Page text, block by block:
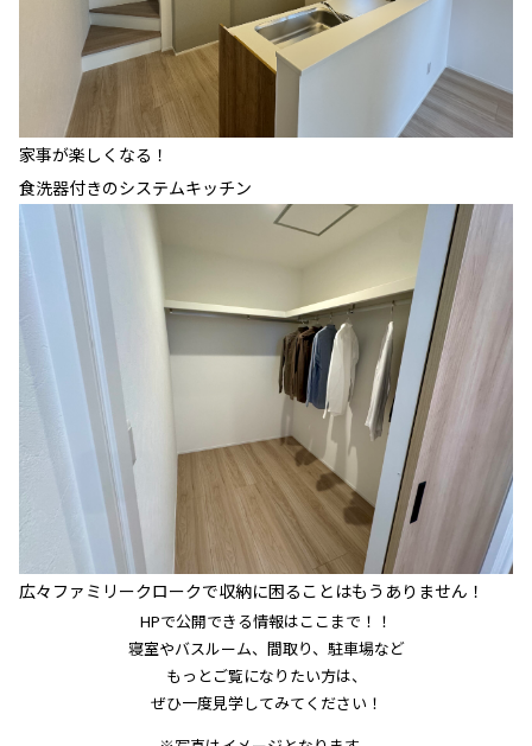
家事が楽しくなる！
食洗器付きのシステムキッチン
広々ファミリークロークで収納に困ることはもうありません！
HPで公開できる情報はここまで！！
寝室やバスルーム、間取り、駐車場など
もっとご覧になりたい方は、
ぜひ一度見学してみてください！